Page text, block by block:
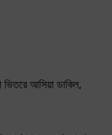
ভিতরে আসিয়া ডাকিল,